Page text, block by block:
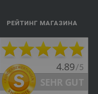
РЕЙТИНГ МАГАЗИНА